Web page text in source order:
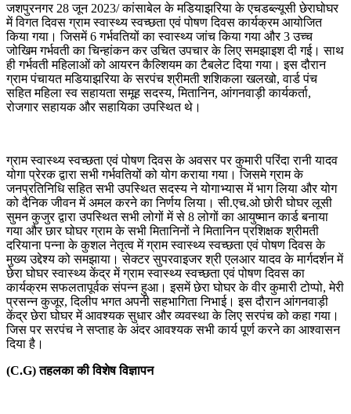
जशपुरनगर 28 जून 2023/ कांसाबेल के मडियाझरिया के एचडब्ल्यूसी छेराघोघर
में विगत दिवस ग्राम स्वास्थ्य स्वच्छता एवं पोषण दिवस कार्यक्रम आयोजित
किया गया। जिसमें 6 गर्भवतियों का स्वास्थ्य जांच किया गया और 3 उच्च
जोखिम गर्भवती का चिन्हांकन कर उचित उपचार के लिए समझाइश दी गई। साथ
ही गर्भवती महिलाओं को आयरन कैल्शियम का टैबलेट दिया गया। इस दौरान
ग्राम पंचायत मडियाझरिया के सरपंच श्रीमती शशिकला खलखो, वार्ड पंच
सहित महिला स्व सहायता समूह सदस्य, मितानिन, आंगनवाड़ी कार्यकर्ता,
रोजगार सहायक और सहायिका उपस्थित थे।
ग्राम स्वास्थ्य स्वच्छता एवं पोषण दिवस के अवसर पर कुमारी परिंदा रानी यादव
योगा प्रेरक द्वारा सभी गर्भवतियों को योग कराया गया। जिसमे ग्राम के
जनप्रतिनिधि सहित सभी उपस्थित सदस्य ने योगाभ्यास में भाग लिया और योग
को दैनिक जीवन में अमल करने का निर्णय लिया। सी.एच.ओ छोरी घोघर लूसी
सुमन कुजुर द्वारा उपस्थित सभी लोगों में से 8 लोगों का आयुष्मान कार्ड बनाया
गया और छार घोघर ग्राम के सभी मितानिनों ने मितानिन प्रशिक्षक श्रीमती
दरियाना पन्ना के कुशल नेतृत्व में ग्राम स्वास्थ्य स्वच्छता एवं पोषण दिवस के
मुख्य उद्देश्य को समझाया। सेक्टर सुपरवाइजर श्री एलआर यादव के मार्गदर्शन में
छेरा घोघर स्वास्थ्य केंद्र में ग्राम स्वास्थ्य स्वच्छता एवं पोषण दिवस का
कार्यक्रम सफलतापूर्वक संपन्न हुआ। इसमें छेरा घोघर के वीर कुमारी टोप्पो, मेरी
प्रसन्न कुजूर, दिलीप भगत अपनी सहभागिता निभाई। इस दौरान आंगनवाड़ी
केंद्र छेरा घोघर में आवश्यक सुधार और व्यवस्था के लिए सरपंच को कहा गया।
जिस पर सरपंच ने सप्ताह के अंदर आवश्यक सभी कार्य पूर्ण करने का आश्वासन
दिया है।
(C.G) तहलका की विशेष विज्ञापन